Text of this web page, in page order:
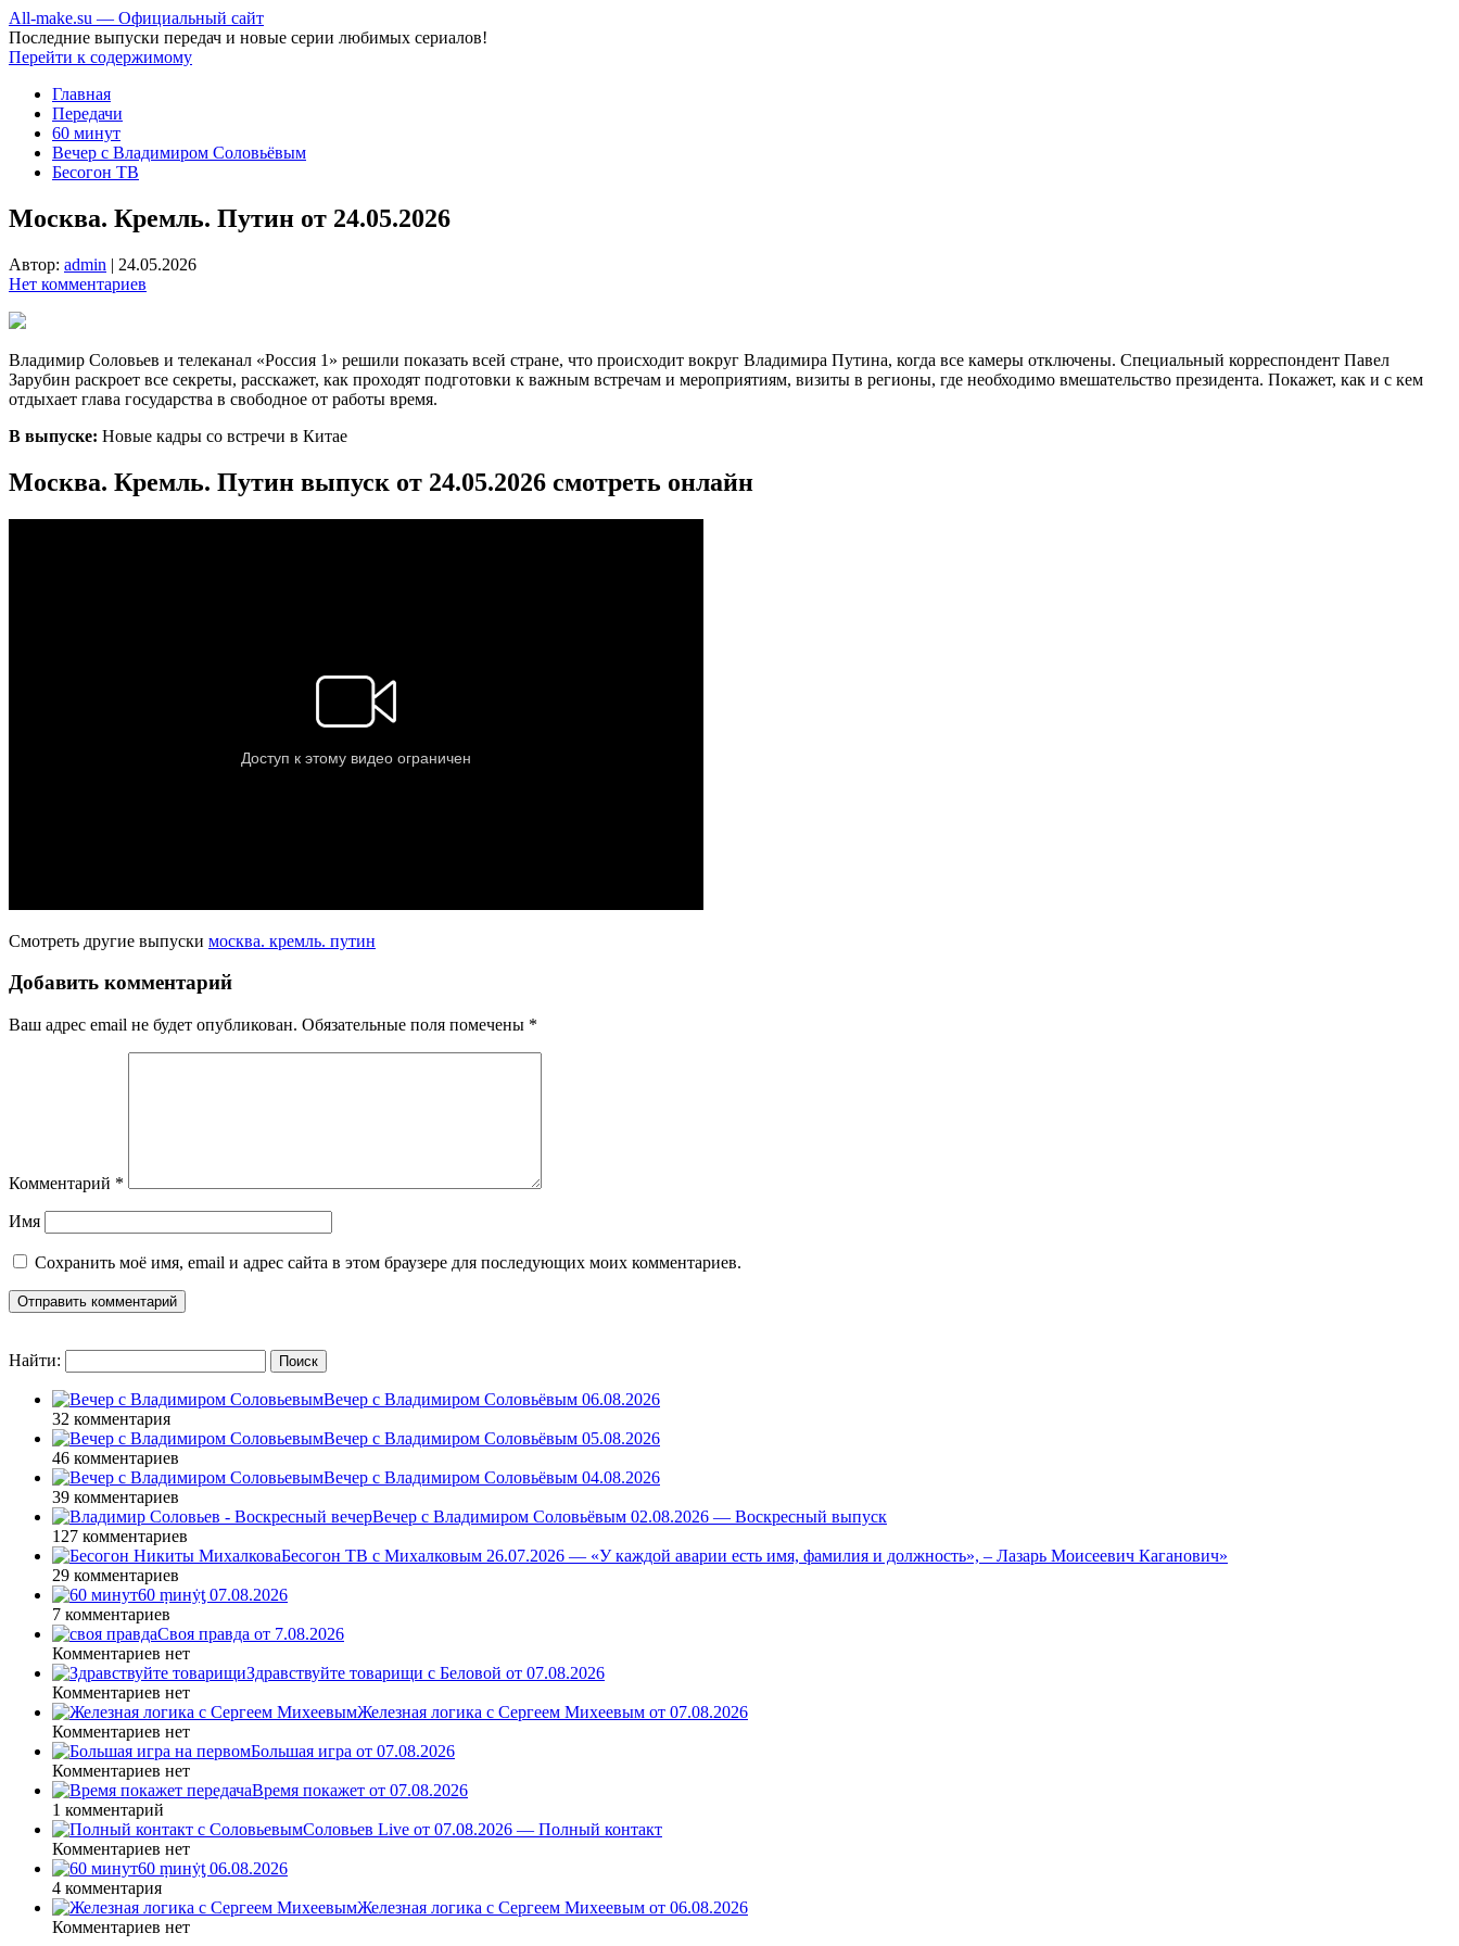
All-make.su — Официальный сайт
Последние выпуски передач и новые серии любимых сериалов!
Перейти к содержимому
Главная
Передачи
60 минут
Вечер с Владимиром Соловьёвым
Бесогон ТВ
Москва. Кремль. Путин от 24.05.2026
Автор: admin | 24.05.2026
Нет комментариев
Владимир Соловьев и телеканал «Россия 1» решили показать всей стране, что происходит вокруг Владимира Путина, когда все камеры отключены. Специальный корреспондент Павел
Зарубин раскроет все секреты, расскажет, как проходят подготовки к важным встречам и мероприятиям, визиты в регионы, где необходимо вмешательство президента. Покажет, как и с кем
отдыхает глава государства в свободное от работы время.
В выпуске: Новые кадры со встречи в Китае
Москва. Кремль. Путин выпуск от 24.05.2026 смотреть онлайн
Смотреть другие выпуски москва. кремль. путин
Добавить комментарий
Ваш адрес email не будет опубликован. Обязательные поля помечены *
Комментарий *
Имя
Сохранить моё имя, email и адрес сайта в этом браузере для последующих моих комментариев.
Найти:
Вечер с Владимиром Соловьёвым 06.08.2026
32 комментария
Вечер с Владимиром Соловьёвым 05.08.2026
46 комментариев
Вечер с Владимиром Соловьёвым 04.08.2026
39 комментариев
Вечер с Владимиром Соловьёвым 02.08.2026 — Воскресный выпуск
127 комментариев
Бесогон ТВ с Михалковым 26.07.2026 — «У каждой аварии есть имя, фамилия и должность», – Лазарь Моисеевич Каганович»
29 комментариев
60 ṃинẏƫ 07.08.2026
7 комментариев
Своя правда от 7.08.2026
Комментариев нет
Здравствуйте товарищи с Беловой от 07.08.2026
Комментариев нет
Железная логика с Сергеем Михеевым от 07.08.2026
Комментариев нет
Большая игра от 07.08.2026
Комментариев нет
Время покажет от 07.08.2026
1 комментарий
Соловьев Live от 07.08.2026 — Полный контакт
Комментариев нет
60 ṃинẏƫ 06.08.2026
4 комментария
Железная логика с Сергеем Михеевым от 06.08.2026
Комментариев нет